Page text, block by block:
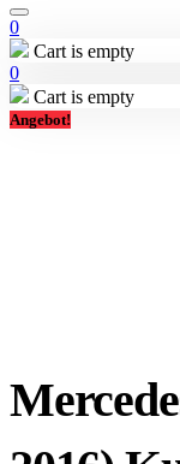
0
Cart is empty
0
Cart is empty
Angebot!